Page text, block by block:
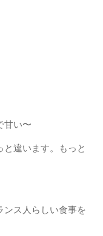
甘い〜
違います。もっと
ンス人らしい食事を